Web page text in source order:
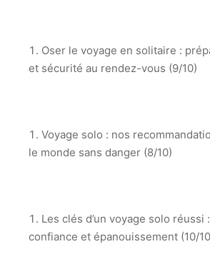
Oser le voyage en solitaire :
et sécurité au rendez-vous (9/10)
Voyage solo : nos
le monde sans danger (8/10)
Les clés d’un voyage solo réussi
confiance et épanouissement (10/